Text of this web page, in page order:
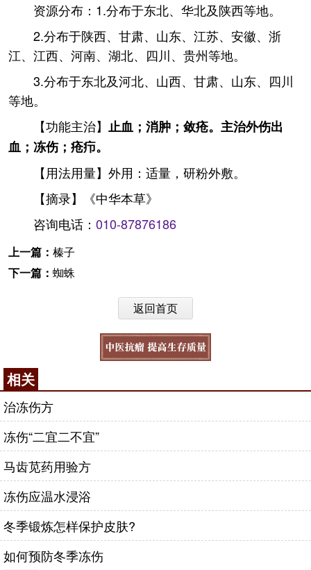
资源分布：1.分布于东北、华北及陕西等地。
2.分布于陕西、甘肃、山东、江苏、安徽、浙
江、江西、河南、湖北、四川、贵州等地。
3.分布于东北及河北、山西、甘肃、山东、四川
等地。
【功能主治】 止血；消肿；敛疮。主治外伤出
血；冻伤；疮疖。
【用法用量】外用：适量，研粉外敷。
【摘录】《中华本草》
咨询电话： 010-87876186
上一篇： 榛子
下一篇： 蜘蛛
返回首页
相关
治冻伤方
冻伤“二宜二不宜”
马齿苋药用验方
冻伤应温水浸浴
冬季锻炼怎样保护皮肤?
如何预防冬季冻伤